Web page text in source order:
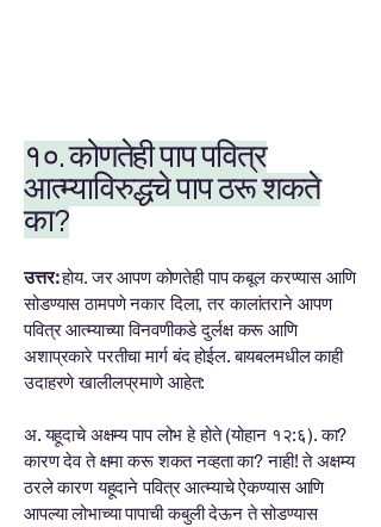
१०. कोणतेही पाप पवित्र
आत्म्याविरुद्धचे पाप ठरू शकते
का?
उत्तर:होय. जर आपण कोणतेही पाप कबूल करण्यास आणि
सोडण्यास ठामपणे नकार दिला, तर कालांतराने आपण
पवित्र आत्म्याच्या विनवणीकडे दुर्लक्ष करू आणि
अशाप्रकारे परतीचा मार्ग बंद होईल. बायबलमधील काही
उदाहरणे खालीलप्रमाणे आहेत:
अ. यहूदाचे अक्षम्य पाप लोभ हे होते (योहान १२:६). का?
कारण देव ते क्षमा करू शकत नव्हता का? नाही! ते अक्षम्य
ठरले कारण यहूदाने पवित्र आत्म्याचे ऐकण्यास आणि
आपल्या लोभाच्या पापाची कबुली देऊन ते सोडण्यास